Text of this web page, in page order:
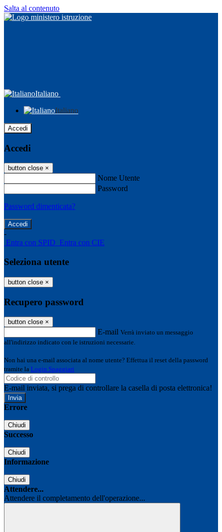
Salta al contenuto
Italiano
Italiano
Accedi
Accedi
button close ×
Nome Utente
Password
Password dimenticata?
-
Entra con SPID Entra con CIE
Seleziona utente
button close ×
Recupero password
button close ×
E-mail Verrà inviato un messaggio
all'indirizzo indicato con le istruzioni necessarie.
Non hai una e-mail associata al nome utente? Effettua il reset della password
tramite la Login Spaggiari
E-mail inviata, si prega di controllare la casella di posta elettronica!
Errore
Chiudi
Successo
Chiudi
Informazione
Chiudi
Attendere...
Attendere il completamento dell'operazione...